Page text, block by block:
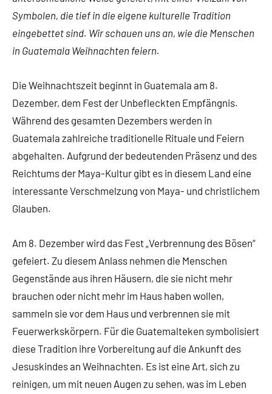
Symbolen, die tief in die eigene kulturelle Tradition
eingebettet sind. Wir schauen uns an, wie die Menschen
in Guatemala Weihnachten feiern.
Die Weihnachtszeit beginnt in Guatemala am 8.
Dezember, dem Fest der Unbefleckten Empfängnis.
Während des gesamten Dezembers werden in
Guatemala zahlreiche traditionelle Rituale und Feiern
abgehalten. Aufgrund der bedeutenden Präsenz und des
Reichtums der Maya-Kultur gibt es in diesem Land eine
interessante Verschmelzung von Maya- und christlichem
Glauben.
Am 8. Dezember wird das Fest „Verbrennung des Bösen“
gefeiert. Zu diesem Anlass nehmen die Menschen
Gegenstände aus ihren Häusern, die sie nicht mehr
brauchen oder nicht mehr im Haus haben wollen,
sammeln sie vor dem Haus und verbrennen sie mit
Feuerwerkskörpern. Für die Guatemalteken symbolisiert
diese Tradition ihre Vorbereitung auf die Ankunft des
Jesuskindes an Weihnachten. Es ist eine Art, sich zu
reinigen, um mit neuen Augen zu sehen, was im Leben